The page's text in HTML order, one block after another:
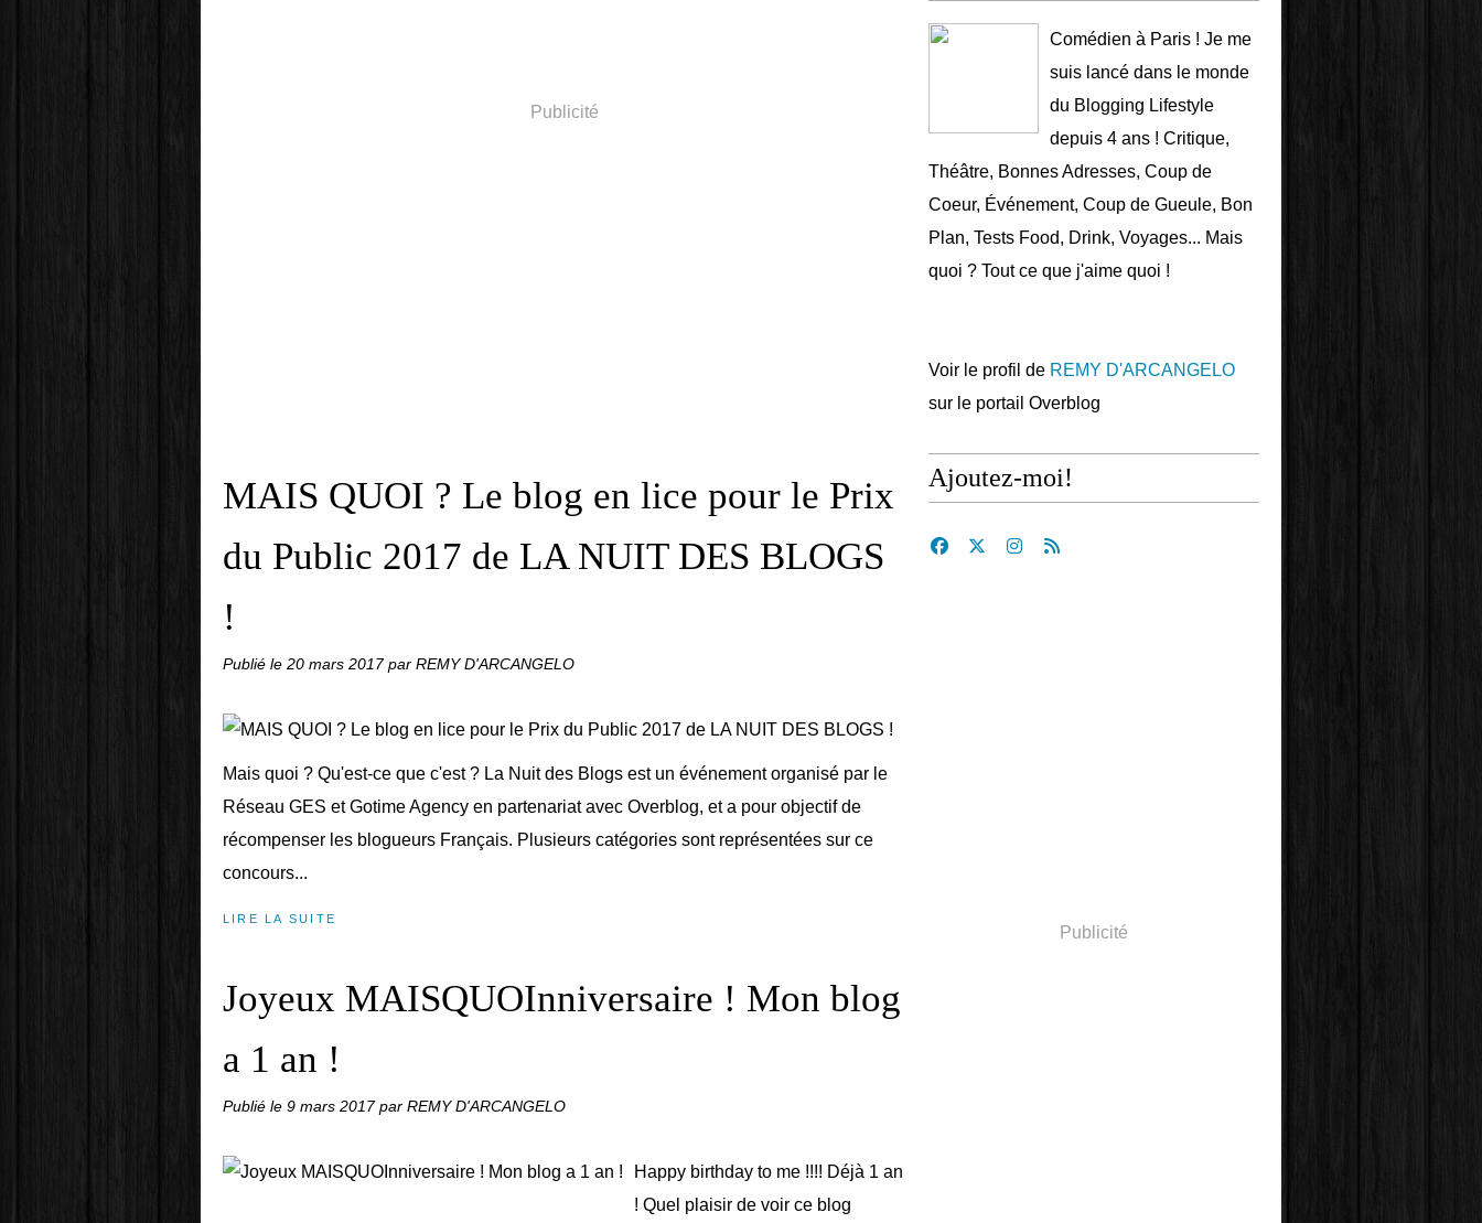
Publicité
MAIS QUOI ? Le blog en lice pour le Prix
du Public 2017 de LA NUIT DES BLOGS
!
Publié le 20 mars 2017par REMY D'ARCANGELO
Mais quoi ? Qu'est-ce que c'est ? La Nuit des Blogs est un événement organisé par le
Réseau GES et Gotime Agency en partenariat avec Overblog, et a pour objectif de
récompenser les blogueurs Français. Plusieurs catégories sont représentées sur ce
concours...
LIRE LA SUITE
Joyeux MAISQUOInniversaire ! Mon blog
a 1 an !
Publié le 9 mars 2017par REMY D'ARCANGELO
Happy birthday to me !!!! Déjà 1 an
! Quel plaisir de voir ce blog
Comédien à Paris ! Je me
suis lancé dans le monde
du Blogging Lifestyle
depuis 4 ans ! Critique,
Théâtre, Bonnes Adresses, Coup de
Coeur, Événement, Coup de Gueule, Bon
Plan, Tests Food, Drink, Voyages... Mais
quoi ? Tout ce que j'aime quoi !
Voir le profil de REMY D'ARCANGELO
sur le portail Overblog
Ajoutez-moi!
Publicité